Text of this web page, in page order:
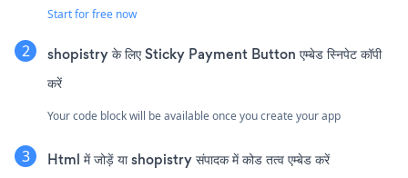
Start for free now
shopistry के लिए Sticky Payment Button एम्बेड स्निपेट कॉपी
करें
Your code block will be available once you create your app
Html में जोड़ें या shopistry संपादक में कोड तत्व एम्बेड करें